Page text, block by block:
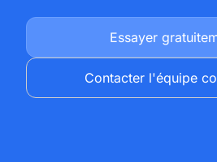
Essayer
Contacter l'équipe